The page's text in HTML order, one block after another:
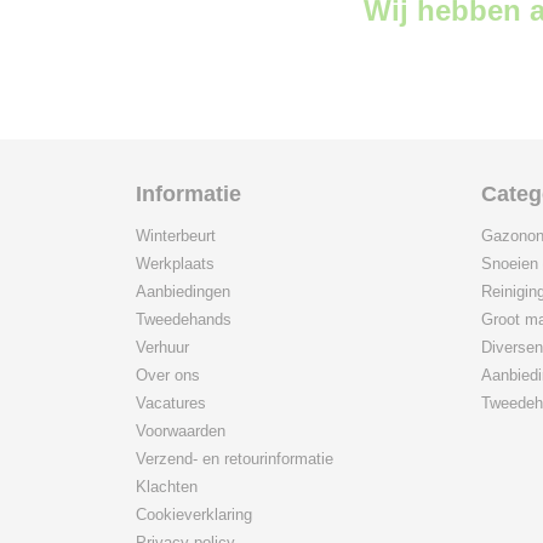
Wij hebben
Informatie
Winterbeurt
Werkplaats
Aanbiedingen
Tweedehands
Verhuur
Over ons
Vacatures
Voorwaarden
Verzend- en retourinformatie
Klachten
Cookieverklaring
Snoeien
Groot
Diversen